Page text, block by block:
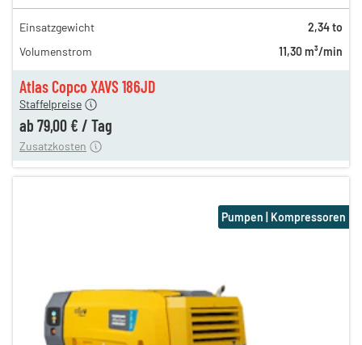
Atlas Copco XAVS 186JD
125,00 €
112,00 €
Staffelpreise
ab 79,00 € / Tag
15,00 €
Zusatzkosten
Einsatzgewicht
2,34 to
Volumenstrom
11,30 m³/min
Pumpen | Kompressoren